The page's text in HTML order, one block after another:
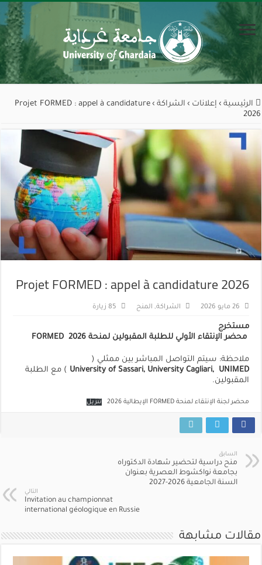
الرئيسية › إعلانات › الشراكة ›
Projet FORMED : appel à candidature
2026
Projet FORMED : appel à candidature 2026
26 مايو 2026 الشراكة, المنح 85 زيارة
مستخرج
محضر الإنتقاء الأولي للطلبة المقبولين لمنحة FORMED2026
ملاحظة: سيتم التواصل المباشر بين ممثلي (
University of Sassari, University Cagliari,
UNIMED
) مع الطلبة
المقبولين.
محضر لجنة الإنتقاء لمنحة FORMED الإيطالية 2026 تنزيل
السابق
منح دراسية لتحضير شهادة الدكتوراه
بجامعة نواكشوط العصرية بعنوان
السنة الجامعية 2026-2027
التالي
Invitation au championnat
international géologique en Russie
مقالات مشابهة